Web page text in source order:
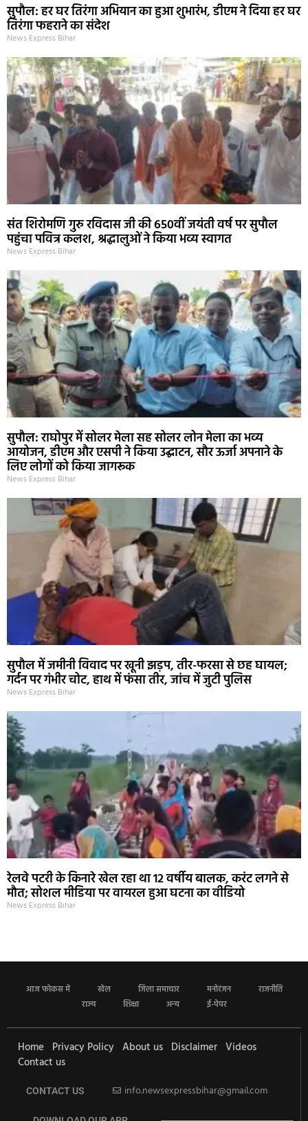
सुपौल: हर घर तिरंगा अभियान का हुआ शुभारंभ, डीएम ने दिया हर घर
तिरंगा फहराने का संदेश
News Express Bihar
संत शिरोमणि गुरु रविदास जी की 650वीं जयंती वर्ष पर सुपौल
पहुंचा पवित्र कलश, श्रद्धालुओं ने किया भव्य स्वागत
News Express Bihar
सुपौल: राघोपुर में सोलर मेला सह सोलर लोन मेला का भव्य
आयोजन, डीएम और एसपी ने किया उद्घाटन, सौर ऊर्जा अपनाने के
लिए लोगों को किया जागरूक
News Express Bihar
सुपौल में जमीनी विवाद पर खूनी झड़प, तीर-फरसा से छह घायल;
गर्दन पर गंभीर चोट, हाथ में फंसा तीर, जांच में जुटी पुलिस
News Express Bihar
रेलवे पटरी के किनारे खेल रहा था 12 वर्षीय बालक, करंट लगने से
मौत; सोशल मीडिया पर वायरल हुआ घटना का वीडियो
News Express Bihar
आज फोकस में खेल जिला समाचार मनोरंजन
राजनीति
राज्य
शिक्षा अन्य ई-पेपर
Home Privacy Policy About us Disclaimer Videos
Contact us
CONTACT US info.newsexpressbihar@gmail.com